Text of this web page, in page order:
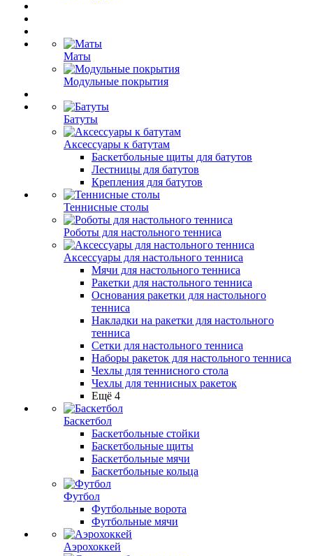
Маты
Модульные покрытия
Батуты
Аксессуары к батутам
Баскетбольные щиты для батутов
Лестницы для батутов
Крепления для батутов
Теннисные столы
Роботы для настольного тенниса
Аксессуары для настольного тенниса
Мячи для настольного тенниса
Ракетки для настольного тенниса
Основания ракетки для настольного
тенниса
Накладки на ракетки для настольного
тенниса
Сетки для настольного тенниса
Наборы ракеток для настольного тенниса
Чехлы для теннисного стола
Чехлы для теннисных ракеток
Ещё 4
Баскетбол
Баскетбольные стойки
Баскетбольные щиты
Баскетбольные мячи
Баскетбольные кольца
Футбол
Футбольные ворота
Футбольные мячи
Аэрохоккей